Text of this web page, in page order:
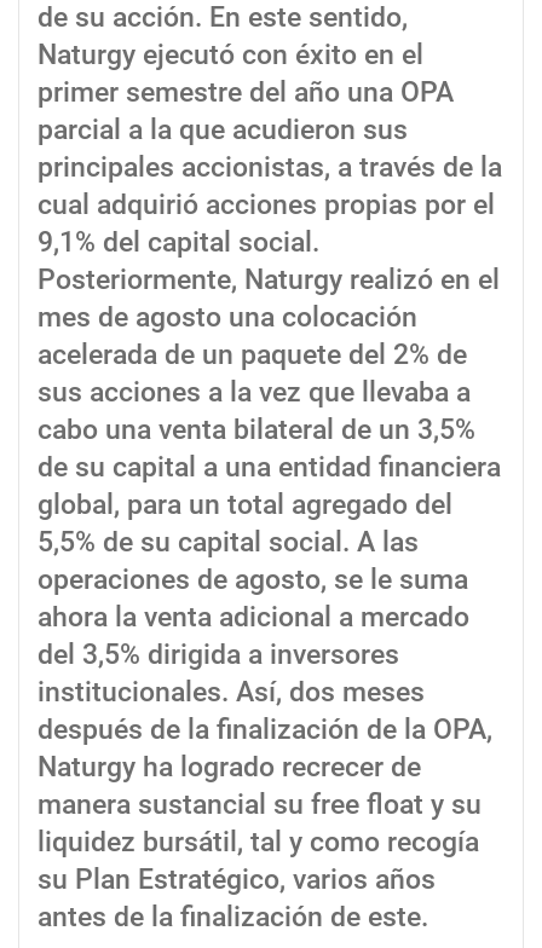
de su acción. En este sentido,
Naturgy ejecutó con éxito en el
primer semestre del año una OPA
parcial a la que acudieron sus
principales accionistas, a través de la
cual adquirió acciones propias por el
9,1% del capital social.
Posteriormente, Naturgy realizó en el
mes de agosto una colocación
acelerada de un paquete del 2% de
sus acciones a la vez que llevaba a
cabo una venta bilateral de un 3,5%
de su capital a una entidad financiera
global, para un total agregado del
5,5% de su capital social. A las
operaciones de agosto, se le suma
ahora la venta adicional a mercado
del 3,5% dirigida a inversores
institucionales. Así, dos meses
después de la finalización de la OPA,
Naturgy ha logrado recrecer de
manera sustancial su free float y su
liquidez bursátil, tal y como recogía
su Plan Estratégico, varios años
antes de la finalización de este.